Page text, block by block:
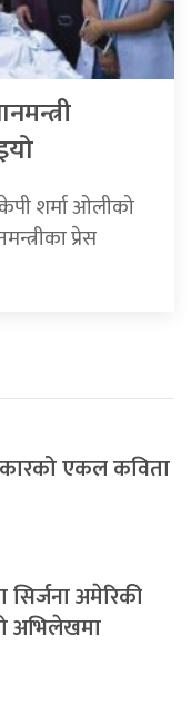
शर्मा ओलीको
प्रेस
एकल कविता
सिर्जना अमेरिकी
अभिलेखमा